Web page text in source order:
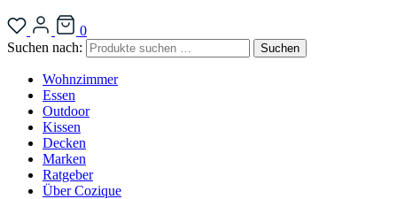
0
Suchen nach:
Suchen
Wohnzimmer
Essen
Outdoor
Kissen
Decken
Marken
Ratgeber
Über Cozique